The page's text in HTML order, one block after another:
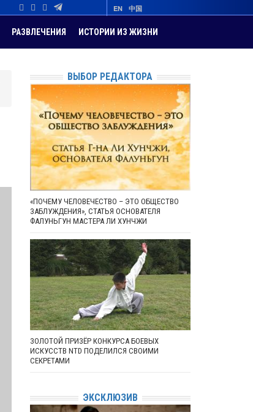
EN 中国
РАЗВЛЕЧЕНИЯ ИСТОРИИ ИЗ ЖИЗНИ
ВЫБОР РЕДАКТОРА
«ПОЧЕМУ ЧЕЛОВЕЧЕСТВО – ЭТО ОБЩЕСТВО
ЗАБЛУЖДЕНИЯ», СТАТЬЯ ОСНОВАТЕЛЯ
ФАЛУНЬГУН МАСТЕРА ЛИ ХУНЧЖИ
ЗОЛОТОЙ ПРИЗЁР КОНКУРСА БОЕВЫХ
ИСКУССТВ NTD ПОДЕЛИЛСЯ СВОИМИ
СЕКРЕТАМИ
ЭКСКЛЮЗИВ